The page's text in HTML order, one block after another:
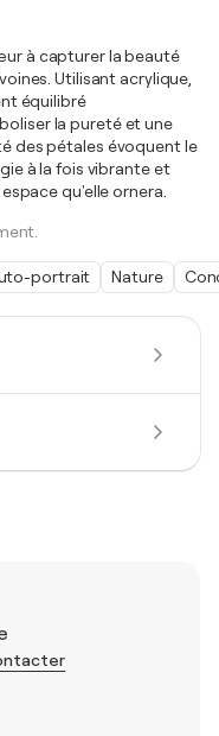
à capturer la beauté
Utilisant acrylique,
équilibré
la pureté et une
des pétales évoquent le
à la fois vibrante et
qu'elle ornera.
portrait Nature